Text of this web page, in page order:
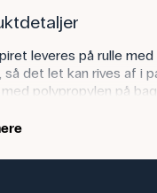
leveres på rulle
så det let kan rives af i
polypropylen på
men det